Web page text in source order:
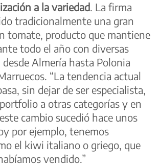
a la variedad. La firma
tradicionalmente una gran
tomate, producto que mantiene
todo el año con diversas
desde Almería hasta Polonia
“La tendencia actual
sin dejar de ser especialista,
a otras categorías y en
cambio sucedió hace unos
por ejemplo, tenemos
el kiwi italiano o griego, que
vendido.”